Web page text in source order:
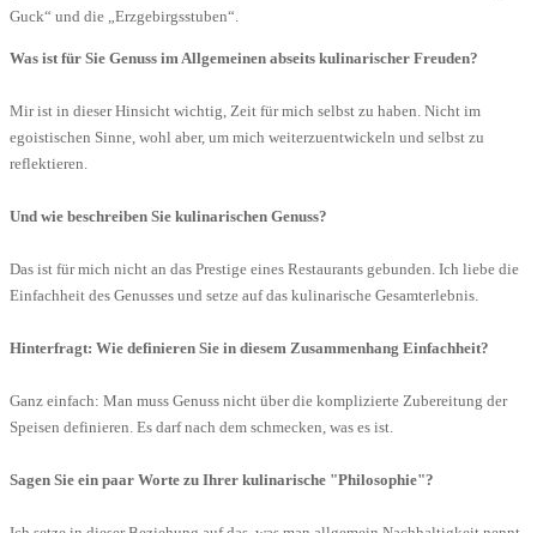
Guck“ und die „Erzgebirgsstuben“.
Was ist für Sie Genuss im Allgemeinen abseits kulinarischer Freuden?
Mir ist in dieser Hinsicht wichtig, Zeit für mich selbst zu haben. Nicht im
egoistischen Sinne, wohl aber, um mich weiterzuentwickeln und selbst zu
reflektieren.
Und wie beschreiben Sie kulinarischen Genuss?
Das ist für mich nicht an das Prestige eines Restaurants gebunden. Ich liebe die
Einfachheit des Genusses und setze auf das kulinarische Gesamterlebnis.
Hinterfragt: Wie definieren Sie in diesem Zusammenhang Einfachheit?
Ganz einfach: Man muss Genuss nicht über die komplizierte Zubereitung der
Speisen definieren. Es darf nach dem schmecken, was es ist.
Sagen Sie ein paar Worte zu Ihrer kulinarische "Philosophie"?